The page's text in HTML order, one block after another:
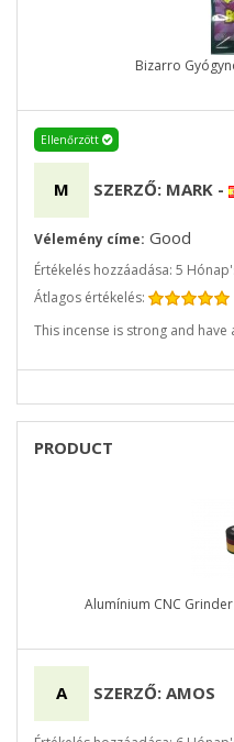
Bizarro
Ellenőrzött
M SZERZŐ: MARK -
Vélemény címe: Good
Értékelés hozzáadása: 5
Átlagos értékelés:
This incense is strong and
PRODUCT
Alumínium CNC
A SZERZŐ: AMOS